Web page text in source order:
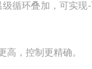
循环叠加，可实
，控制更精确。